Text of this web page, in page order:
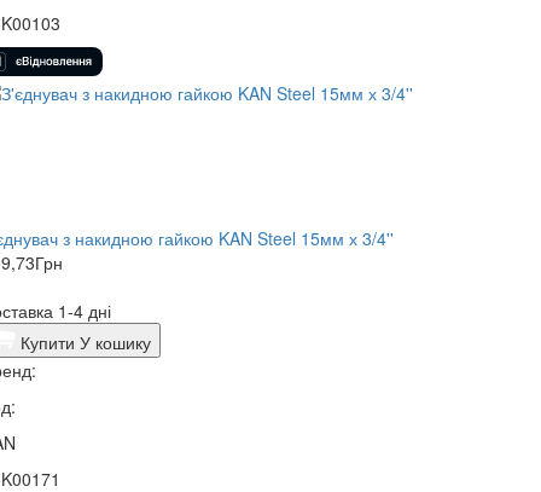
з накидною гайкою KAN Steel 15мм х 3/4''
Грн
1-4 дні
Купити У кошику